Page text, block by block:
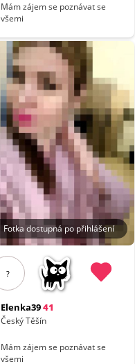
Mám zájem se poznávat se
všemi
Fotka dostupná po přihlášení
?
Elenka3941
Český Těšín
Mám zájem se poznávat se
všemi